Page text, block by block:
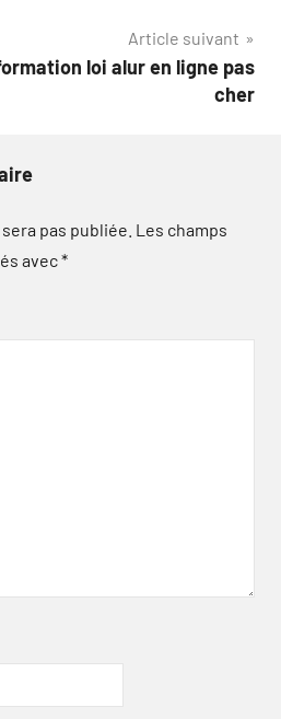
Article suivant
loi alur en ligne pas
cher
pas publiée. Les champs
avec*